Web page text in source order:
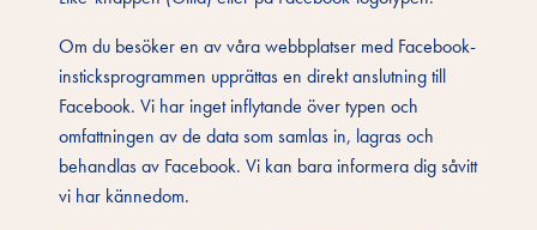
Om du besöker en av våra webbplatser med Facebook-
insticksprogrammen upprättas en direkt anslutning till
Facebook. Vi har inget inflytande över typen och
omfattningen av de data som samlas in, lagras och
behandlas av Facebook. Vi kan bara informera dig såvitt
vi har kännedom.